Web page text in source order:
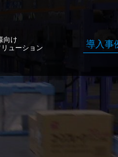
向け
ューション
シ
導入事